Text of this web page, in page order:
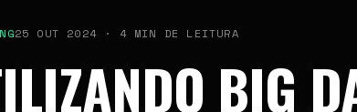
11 9 7625-9165
São Paulo / BR
25 OUT 2024 · 4 MIN DE LEITURA
BIG